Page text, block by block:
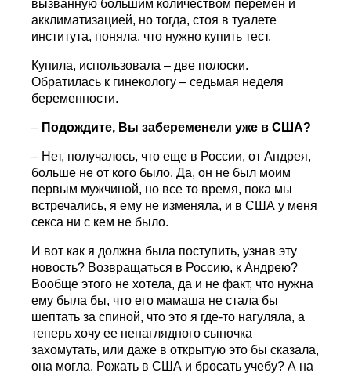
вызванную большим количеством перемен и
акклиматизацией, но тогда, стоя в туалете
института, поняла, что нужно купить тест.
Купила, использовала – две полоски.
Обратилась к гинекологу – седьмая неделя
беременности.
– Подождите, Вы забеременели уже в США?
– Нет, получалось, что еще в России, от Андрея,
больше не от кого было. Да, он не был моим
первым мужчиной, но все то время, пока мы
встречались, я ему не изменяла, и в США у меня
секса ни с кем не было.
И вот как я должна была поступить, узнав эту
новость? Возвращаться в Россию, к Андрею?
Вообще этого не хотела, да и не факт, что нужна
ему была бы, что его мамаша не стала бы
шептать за спиной, что это я где-то нагуляла, а
теперь хочу ее ненаглядного сыночка
захомутать, или даже в открытую это бы сказала,
она могла. Рожать в США и бросать учебу? А на